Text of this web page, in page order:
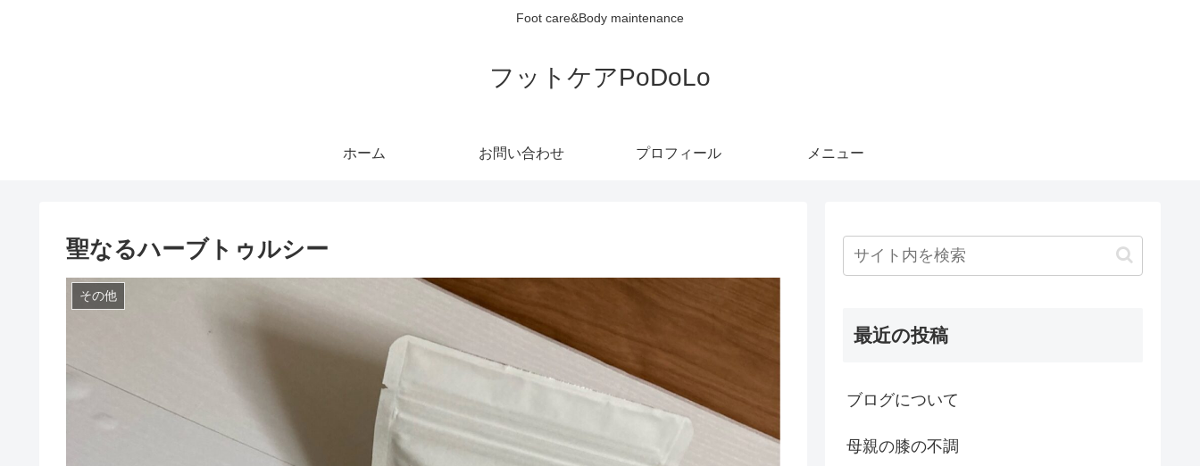
Foot care&Body maintenance
フットケアPoDoLo
ホーム お問い合わせ プロフィール メニュー
聖なるハーブトゥルシー
その他
最近の投稿
ブログについて
母親の膝の不調